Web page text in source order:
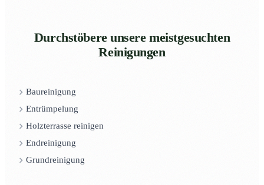
Durchstöbere unsere meistgesuchten
Reinigungen
Baureinigung
Entrümpelung
Holzterrasse reinigen
Endreinigung
Grundreinigung